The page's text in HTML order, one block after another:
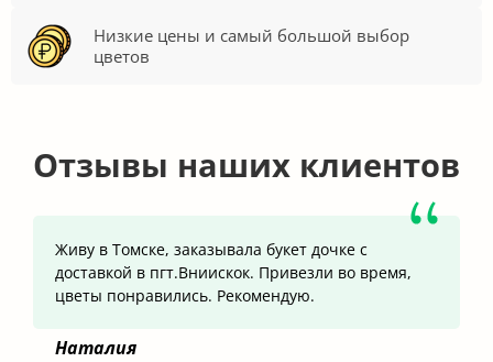
Низкие цены и самый большой выбор
цветов
Отзывы наших клиентов
Живу в Томске, заказывала букет дочке с
доставкой в пгт.Вниискок. Привезли во время,
цветы понравились. Рекомендую.
Наталия